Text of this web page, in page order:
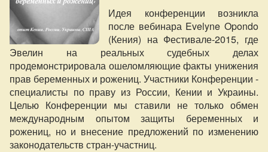
Идея конференции возникла
после вебинара Evelyne Opondo
(Кения) на Фестивале-2015, где
Эвелин на реальных судебных делах
продемонстрировала ошеломляющие факты унижения
прав беременных и рожениц. Участники Конференции -
специалисты по праву из России, Кении и Украины.
Целью Конференции мы ставили не только обмен
международным опытом защиты беременных и
рожениц, но и внесение предложений по изменению
законодательств стран-участниц.